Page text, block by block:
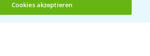
(noch 4)
Cookies akzeptieren